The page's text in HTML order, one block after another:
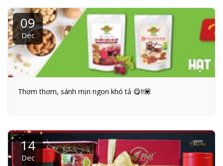
09
Dec
Thơm thơm, sánh mịn ngon khó tả 😋!!💟
14
Dec